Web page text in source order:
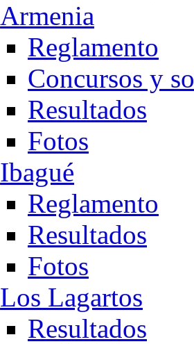
Armenia
Reglamento
Concursos y
Resultados
Fotos
Ibagué
Reglamento
Resultados
Fotos
Los Lagartos
Resultados